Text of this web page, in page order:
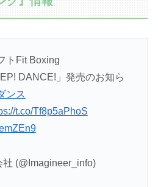
トFit Boxing
DANCE!」発売のお知ら
ンス
t.co/Tf8p5aPhoS
(@Imagineer_info)